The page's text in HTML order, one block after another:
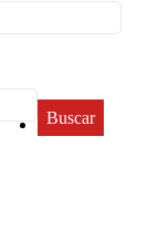
Buscar